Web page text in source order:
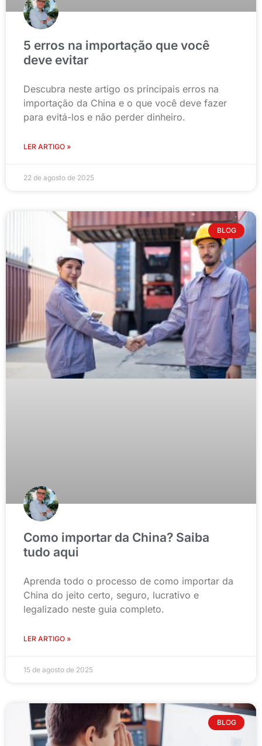
5 erros na importação que você
deve evitar
Descubra neste artigo os principais erros na
importação da China e o que você deve fazer
para evitá-los e não perder dinheiro.
LER ARTIGO »
22 de agosto de 2025
BLOG
Como importar da China? Saiba
tudo aqui
Aprenda todo o processo de como importar da
China do jeito certo, seguro, lucrativo e
legalizado neste guia completo.
LER ARTIGO »
15 de agosto de 2025
BLOG